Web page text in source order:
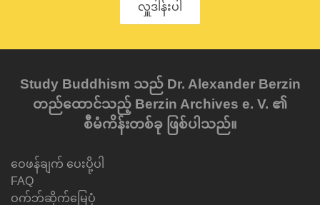
လှူဒါန်းပါ
Study Buddhism သည် Dr. Alexander Berzin
တည်ထောင်သည့် Berzin Archives e. V. ၏
စီမံကိန်းတစ်ခု ဖြစ်ပါသည်။
ဝေဖန်ချက် ပေးပို့ပါ
FAQ
ဝက်ဘ်ဆိုက်မြေပုံ